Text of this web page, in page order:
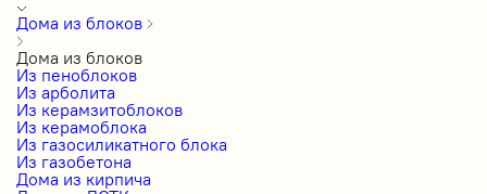
Дома из блоков
Дома из блоков
Из пеноблоков
Из арболита
Из керамзитоблоков
Из керамоблока
Из газосиликатного блока
Из газобетона
Дома из кирпича